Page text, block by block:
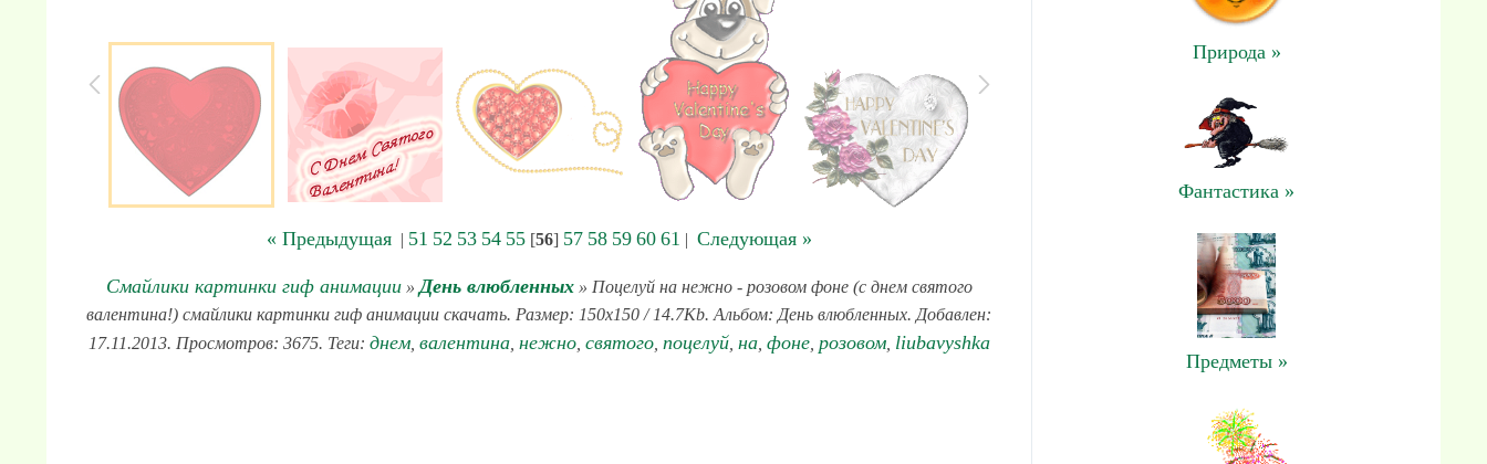
« Предыдущая| 51 52 53 54 55[56] 57 58 59 60 61 | Следующая »
Смайлики картинки гиф анимации» День влюбленных» Поцелуй на нежно - розовом фоне (с днем святого
валентина!) смайлики картинки гиф анимации скачать. Размер: 150x150 / 14.7Kb. Альбом: День влюбленных. Добавлен:
17.11.2013. Просмотров: 3675. Теги: днем, валентина, нежно, святого, поцелуй, на, фоне, розовом, liubavyshka
Природа »
Фантастика »
Предметы »